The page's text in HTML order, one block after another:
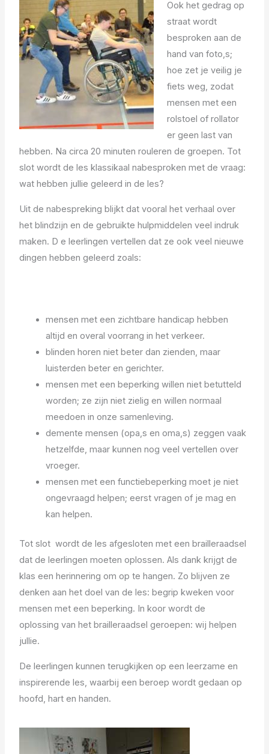
Ook het gedrag op
straat wordt
besproken aan de
hand van foto,s;
hoe zet je veilig je
fiets weg, zodat
mensen met een
rolstoel of rollator
er geen last van
hebben. Na circa 20 minuten rouleren de groepen. Tot
slot wordt de les klassikaal nabesproken met de vraag:
wat hebben jullie geleerd in de les?
Uit de nabespreking blijkt dat vooral het verhaal over
het blindzijn en de gebruikte hulpmiddelen veel indruk
maken. D e leerlingen vertellen dat ze ook veel nieuwe
dingen hebben geleerd zoals:
mensen met een zichtbare handicap hebben
altijd en overal voorrang in het verkeer.
blinden horen niet beter dan zienden, maar
luisterden beter en gerichter.
mensen met een beperking willen niet betutteld
worden; ze zijn niet zielig en willen normaal
meedoen in onze samenleving.
demente mensen (opa,s en oma,s) zeggen vaak
hetzelfde, maar kunnen nog veel vertellen over
vroeger.
mensen met een functiebeperking moet je niet
ongevraagd helpen; eerst vragen of je mag en
kan helpen.
Tot slot wordt de les afgesloten met een brailleraadsel
dat de leerlingen moeten oplossen. Als dank krijgt de
klas een herinnering om op te hangen. Zo blijven ze
denken aan het doel van de les: begrip kweken voor
mensen met een beperking. In koor wordt de
oplossing van het brailleraadsel geroepen: wij helpen
jullie.
De leerlingen kunnen terugkijken op een leerzame en
inspirerende les, waarbij een beroep wordt gedaan op
hoofd, hart en handen.